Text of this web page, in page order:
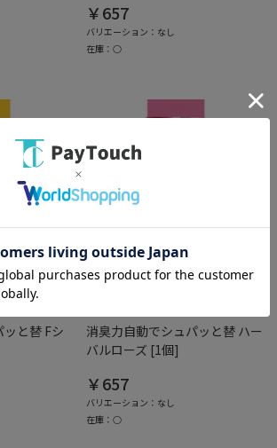
￥657
バリエーション：なし
在庫：○
と替 Fシ
消臭力自動でシュパッと替 ハー
バルローズ [1個]
￥657
バリエーション：なし
在庫：○